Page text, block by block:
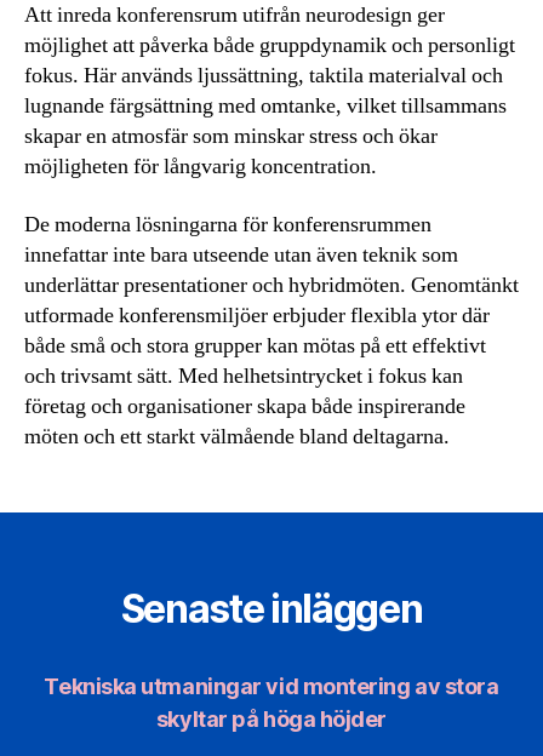
Att inreda konferensrum utifrån neurodesign ger
möjlighet att påverka både gruppdynamik och personligt
fokus. Här används ljussättning, taktila materialval och
lugnande färgsättning med omtanke, vilket tillsammans
skapar en atmosfär som minskar stress och ökar
möjligheten för långvarig koncentration.
De moderna lösningarna för konferensrummen
innefattar inte bara utseende utan även teknik som
underlättar presentationer och hybridmöten. Genomtänkt
utformade konferensmiljöer erbjuder flexibla ytor där
både små och stora grupper kan mötas på ett effektivt
och trivsamt sätt. Med helhetsintrycket i fokus kan
företag och organisationer skapa både inspirerande
möten och ett starkt välmående bland deltagarna.
Senaste inläggen
Tekniska utmaningar vid montering av stora
skyltar på höga höjder